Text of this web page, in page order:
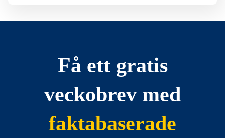
Få ett gratis
veckobrev med
faktabaserade